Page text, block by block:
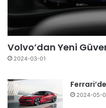
Volvo’dan Yeni
2024-03-01
2024-05-